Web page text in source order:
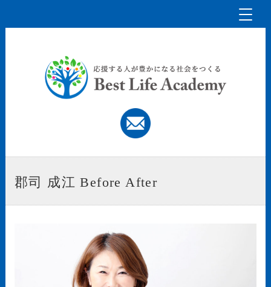
郡司 成江 Before After